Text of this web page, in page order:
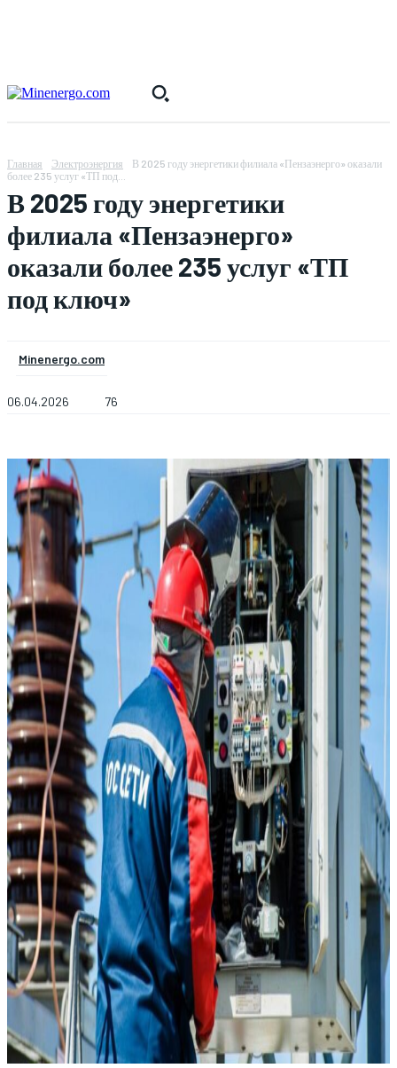
Главная Электроэнергия
В 2025 году энергетики филиала «Пензаэнерго» оказали
более 235 услуг «ТП под...
В 2025 году энергетики
филиала «Пензаэнерго»
оказали более 235 услуг «ТП
под ключ»
Minenergo.com
06.04.2026 76